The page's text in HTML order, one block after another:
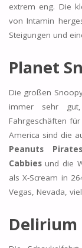
extrem eng. Die
von Intamin
Steigungen und
Planet
Die großen
immer sehr
Fahrgeschäften
America sind die
Peanuts
Cabbiesund die
als X-Scream in
Vegas, Nevada,
Delirium